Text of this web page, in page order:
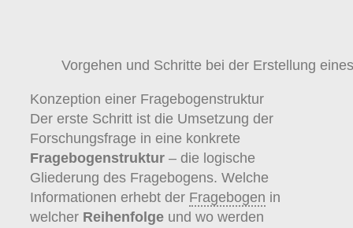
Vorgehen und Schritte bei der Erstellung
Konzeption einer Fragebogenstruktur
Der erste Schritt ist die Umsetzung der
Forschungsfrage in eine konkrete
Fragebogenstruktur – die logische
Gliederung des Fragebogens. Welche
Informationen erhebt der Fragebogen in
welcher Reihenfolge und wo werden